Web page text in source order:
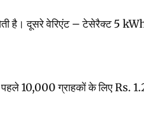
वेरिएंट – टेसेरैक्ट 5 kWh
ग्राहकों के लिए Rs.